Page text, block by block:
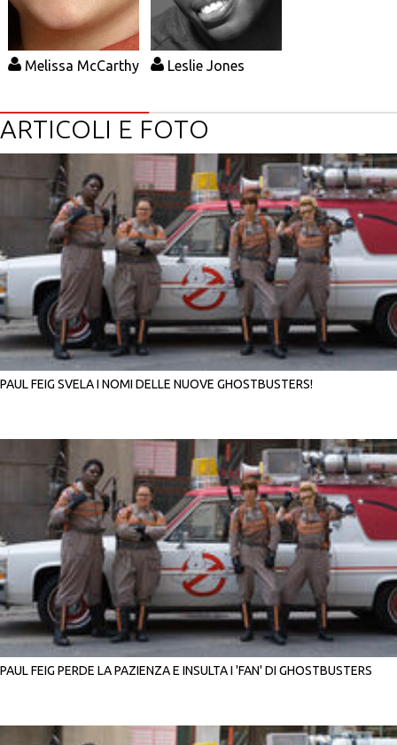
Melissa McCarthy Leslie Jones
ARTICOLI E FOTO
PAUL FEIG SVELA I NOMI DELLE NUOVE GHOSTBUSTERS!
PAUL FEIG PERDE LA PAZIENZA E INSULTA I 'FAN' DI GHOSTBUSTERS